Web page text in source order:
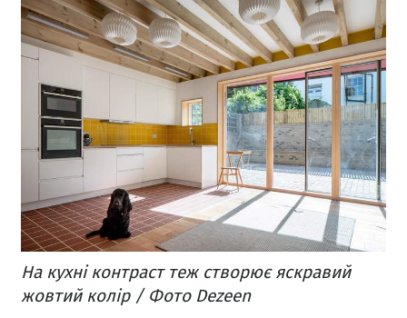
На кухні контраст теж створює яскравий
жовтий колір / Фото Dezeen